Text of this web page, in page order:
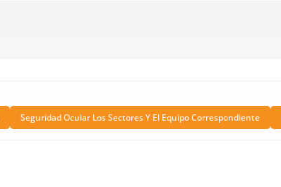
Seguridad Ocular Los Sectores Y El Equipo Correspondiente